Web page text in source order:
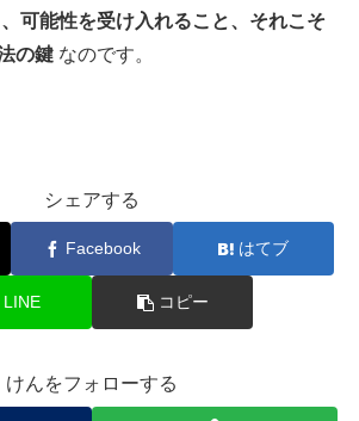
可能性を受け入れること、それこそ
の鍵 なのです。
シェアする
Facebook はてブ
LINE コピー
けんをフォローする